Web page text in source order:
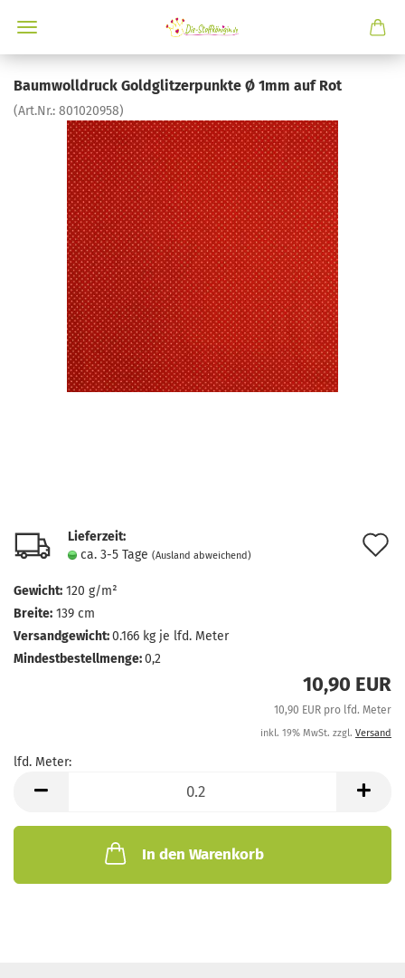
Baumwolldruck Goldglitzerpunkte Ø 1mm auf Rot
(Art.Nr.: 801020958)
Lieferzeit:
ca. 3-5 Tage (Ausland abweichend)
Gewicht: 120 g/m²
Breite: 139 cm
Versandgewicht:0.166 kg je lfd. Meter
Mindestbestellmenge:0,2
10,90 EUR
10,90 EUR pro lfd. Meter
inkl. 19% MwSt. zzgl. Versand
lfd. Meter:
Meter
In den Warenkorb